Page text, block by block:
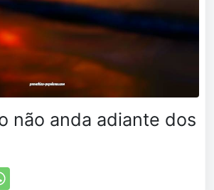
não anda adiante dos